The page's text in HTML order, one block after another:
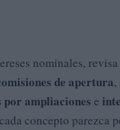
nominales,
de apertura,
por ampliaciones e
concepto parezca